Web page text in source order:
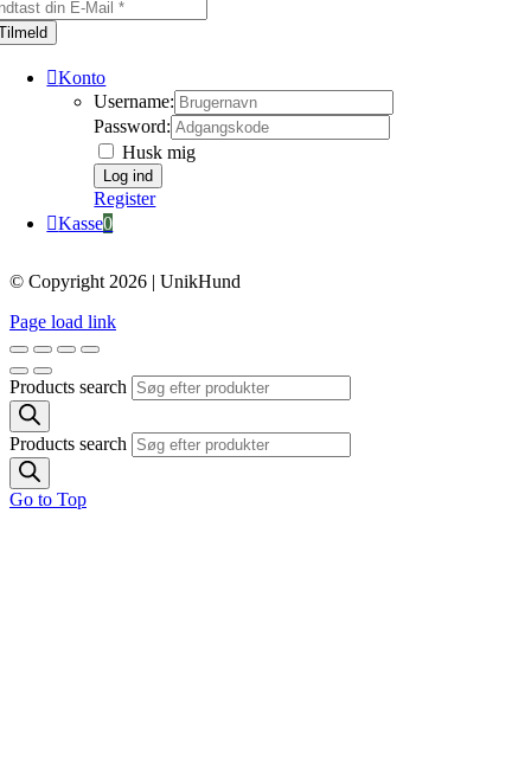
Konto
Username:
Password:
Husk mig
Register
Kasse0
© Copyright 2026 | UnikHund
Page load link
Products search
Products search
Go to Top